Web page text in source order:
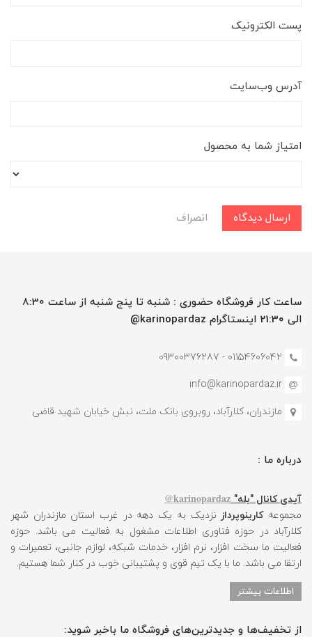
پست الکترونیک
آدرس وب‌سایت
امتیاز شما به محصول
ارسال دیدگاه انصراف
ساعت کار فروشگاه حضوری : شنبه تا پنج شنبه از ساعت 8:30
الی 21:30 اینستاگرام karinopardaz@
01154606042 - 09300376287
info@karinopardaz.ir
مازندران، کلارآباد، روبروی بانک ملت، نبش خیابان شهید قاضی
درباره ما :
آیدی کانال "بله" karinopardaz@
مجموعهکارینوپرداز نزدیک به یک دهه در غرب استان مازندران شهر
کلارآباد در حوزه فناوری اطلاعات مشغول به فعالیت می باشد. حوزه
فعالیت ما سخت افزار، نرم افزار، خدمات شبکه، لوازم جانبی، تعمیرات و
ارتقا می باشد. ما با یک تیم قوی و پشتیبانی خوب در کنار شما هستیم.
اطلاعات بیشتر
از تخفیف‌ها و جدیدترین‌های فروشگاه ما باخبر شوید: